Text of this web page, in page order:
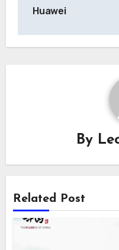
Huawei
By
Related Post